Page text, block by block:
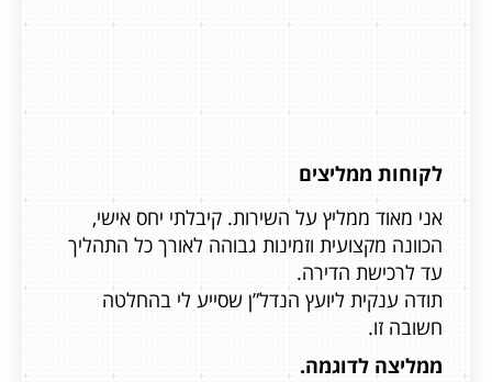
לקוחות ממליצים
אני מאוד ממליץ על השירות. קיבלתי יחס אישי,
הכוונה מקצועית וזמינות גבוהה לאורך כל התהליך
עד לרכישת הדירה.
תודה ענקית ליועץ הנדל”ן שסייע לי בהחלטה
חשובה זו.
ממליצה לדוגמה.